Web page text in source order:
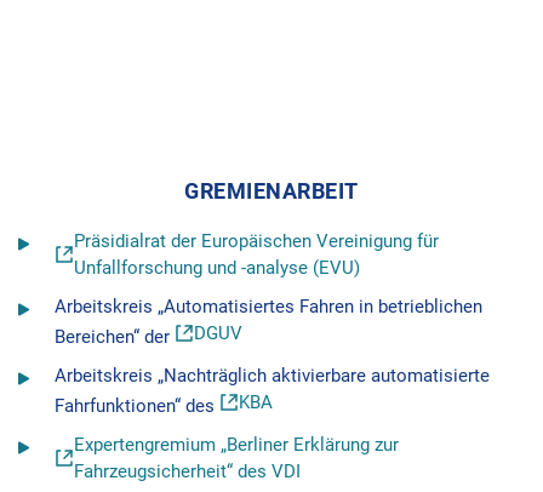
GREMIENARBEIT
Präsidialrat der Europäischen Vereinigung für
Unfallforschung und -analyse (EVU)
Arbeitskreis „Automatisiertes Fahren in betrieblichen
Bereichen“ der
DGUV
Arbeitskreis „Nachträglich aktivierbare automatisierte
Fahrfunktionen“ des
KBA
Expertengremium „Berliner Erklärung zur
Fahrzeugsicherheit“ des VDI